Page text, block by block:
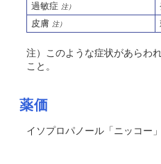
過敏症 注）
皮膚 注）
注）このような症状があらわ
こと。
薬価
イソプロパノール「ニッコー